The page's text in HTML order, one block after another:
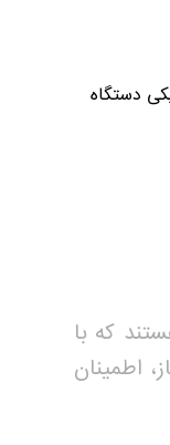
دستگاه
که با
اطمینان